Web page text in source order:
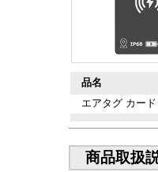
品名
エアタグ カード
商品取扱